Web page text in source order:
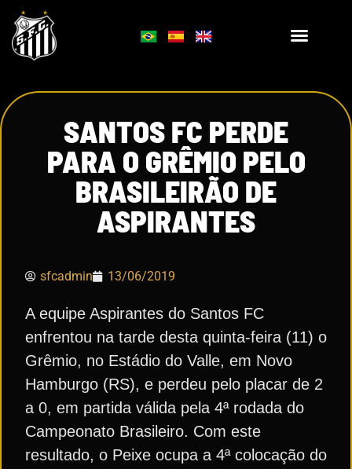
SANTOS FC PERDE
PARA O GRÊMIO PELO
BRASILEIRÃO DE
ASPIRANTES
sfcadmin 13/06/2019
A equipe Aspirantes do Santos FC
enfrentou na tarde desta quinta-feira (11) o
Grêmio, no Estádio do Valle, em Novo
Hamburgo (RS), e perdeu pelo placar de 2
a 0, em partida válida pela 4ª rodada do
Campeonato Brasileiro. Com este
resultado, o Peixe ocupa a 4ª colocação do